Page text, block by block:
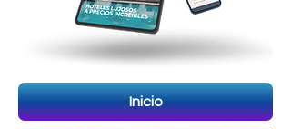
Inicio